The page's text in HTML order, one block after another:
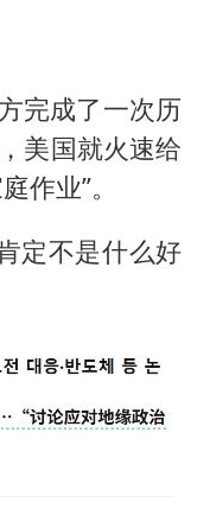
完成了一次历
美国就火速给
作业”。
定不是什么好